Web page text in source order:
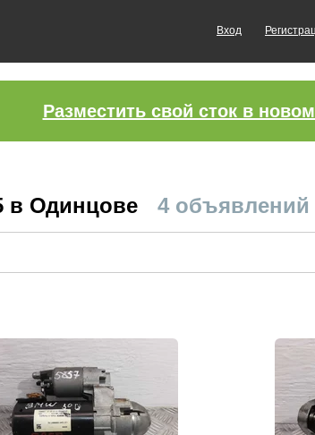
Вход
Разместить свой сток в
в Одинцове 4 объявлений